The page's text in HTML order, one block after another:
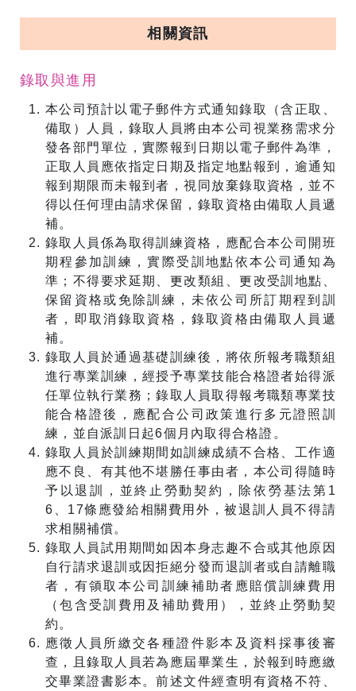
相關資訊
錄取與進用
本公司預計以電子郵件方式通知錄取（含正取、
備取）人員，錄取人員將由本公司視業務需求分
發各部門單位，實際報到日期以電子郵件為準，
正取人員應依指定日期及指定地點報到，逾通知
報到期限而未報到者，視同放棄錄取資格，並不
得以任何理由請求保留，錄取資格由備取人員遞
補。
錄取人員係為取得訓練資格，應配合本公司開班
期程參加訓練，實際受訓地點依本公司通知為
準；不得要求延期、更改類組、更改受訓地點、
保留資格或免除訓練，未依公司所訂期程到訓
者，即取消錄取資格，錄取資格由備取人員遞
補。
錄取人員於通過基礎訓練後，將依所報考職類組
進行專業訓練，經授予專業技能合格證者始得派
任單位執行業務；錄取人員取得報考職類專業技
能合格證後，應配合公司政策進行多元證照訓
練，並自派訓日起6個月內取得合格證。
錄取人員於訓練期間如訓練成績不合格、工作適
應不良、有其他不堪勝任事由者，本公司得隨時
予以退訓，並終止勞動契約，除依勞基法第1
6、17條應發給相關費用外，被退訓人員不得請
求相關補償。
錄取人員試用期間如因本身志趣不合或其他原因
自行請求退訓或因拒絕分發而退訓者或自請離職
者，有領取本公司訓練補助者應賠償訓練費用
（包含受訓費用及補助費用），並終止勞動契
約。
應徵人員所繳交各種證件影本及資料採事後審
查，且錄取人員若為應屆畢業生，於報到時應繳
交畢業證書影本。前述文件經查明有資格不符、